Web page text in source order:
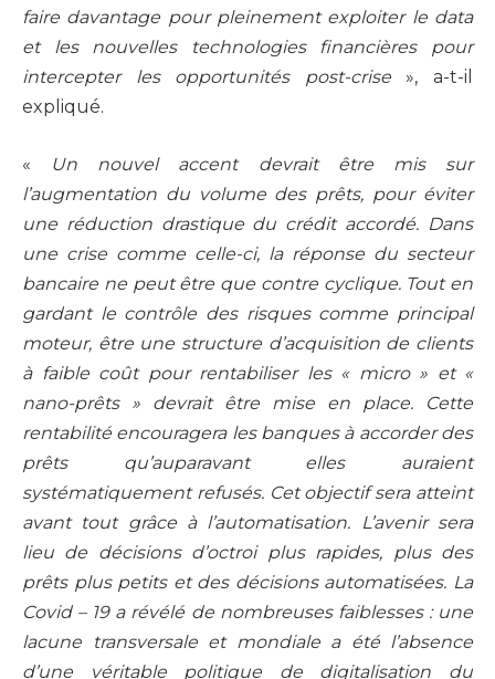
faire davantage pour pleinement exploiter le data
et les nouvelles technologies financières pour
intercepter les opportunités post-crise», a-t-il
expliqué.
« Un nouvel accent devrait être mis sur
l’augmentation du volume des prêts, pour éviter
une réduction drastique du crédit accordé. Dans
une crise comme celle-ci, la réponse du secteur
bancaire ne peut être que contre cyclique. Tout en
gardant le contrôle des risques comme principal
moteur, être une structure d’acquisition de clients
à faible coût pour rentabiliser les « micro » et «
nano-prêts » devrait être mise en place. Cette
rentabilité encouragera les banques à accorder des
prêts qu’auparavant elles auraient
systématiquement refusés. Cet objectif sera atteint
avant tout grâce à l’automatisation. L’avenir sera
lieu de décisions d’octroi plus rapides, plus des
prêts plus petits et des décisions automatisées. La
Covid – 19 a révélé de nombreuses faiblesses : une
lacune transversale et mondiale a été l’absence
d’une véritable politique de digitalisation du